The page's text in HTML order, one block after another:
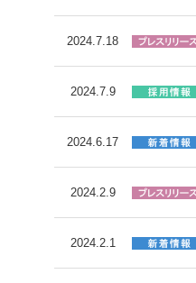
2024.7.18
2024.7.9
2024.6.17
2024.2.9
2024.2.1